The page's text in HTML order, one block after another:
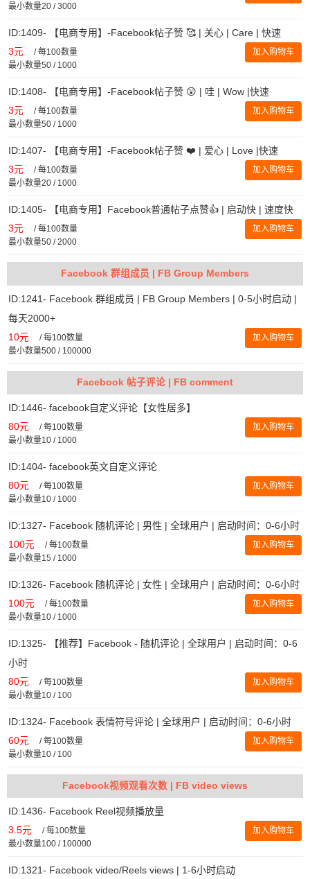
最小数量20 / 3000
ID:1409- 【电商专用】-Facebook帖子赞 🥰 | 关心 | Care | 快速
3元 /每100数量
最小数量50 / 1000
加入购物车
ID:1408- 【电商专用】-Facebook帖子赞 😲 | 哇 | Wow |快速
3元 /每100数量
最小数量50 / 1000
加入购物车
ID:1407- 【电商专用】-Facebook帖子赞 ❤️ | 爱心 | Love |快速
3元 /每100数量
最小数量20 / 1000
加入购物车
ID:1405- 【电商专用】Facebook普通帖子点赞👍 | 启动快 | 速度快
3元 /每100数量
最小数量50 / 2000
加入购物车
Facebook 群组成员 | FB Group Members
ID:1241- Facebook 群组成员 | FB Group Members | 0-5小时启动 |
每天2000+
10元 /每100数量
最小数量500 / 100000
加入购物车
Facebook 帖子评论 | FB comment
ID:1446- facebook自定义评论【女性居多】
80元 /每100数量
最小数量10 / 1000
加入购物车
ID:1404- facebook英文自定义评论
80元 /每100数量
最小数量10 / 1000
加入购物车
ID:1327- Facebook 随机评论 | 男性 | 全球用户 | 启动时间：0-6小时
100元 /每100数量
最小数量15 / 1000
加入购物车
ID:1326- Facebook 随机评论 | 女性 | 全球用户 | 启动时间：0-6小时
100元 /每100数量
最小数量10 / 1000
加入购物车
ID:1325- 【推荐】Facebook - 随机评论 | 全球用户 | 启动时间：0-6
小时
80元 /每100数量
最小数量10 / 100
加入购物车
ID:1324- Facebook 表情符号评论 | 全球用户 | 启动时间：0-6小时
60元 /每100数量
最小数量10 / 100
加入购物车
Facebook视频观看次数 | FB video views
ID:1436- Facebook Reel视频播放量
3.5元 /每100数量
最小数量100 / 100000
加入购物车
ID:1321- Facebook video/Reels views | 1-6小时启动